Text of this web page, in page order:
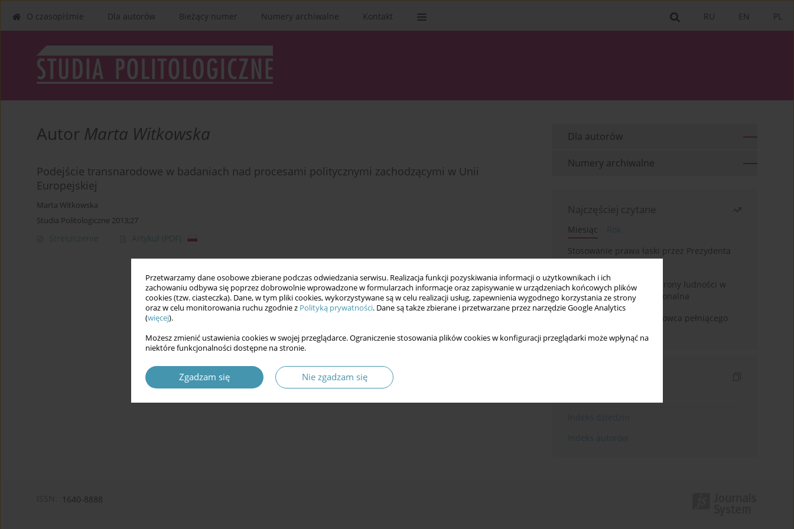
Przetwarzamy dane osobowe zbierane podczas odwiedzania serwisu. Realizacja funkcji pozyskiwania informacji o użytkownikach i ich
zachowaniu odbywa się poprzez dobrowolnie wprowadzone w formularzach informacje oraz zapisywanie w urządzeniach końcowych plików
cookies (tzw. ciasteczka). Dane, w tym pliki cookies, wykorzystywane są w celu realizacji usług, zapewnienia wygodnego korzystania ze strony
oraz w celu monitorowania ruchu zgodnie z Polityką prywatności. Dane są także zbierane i przetwarzane przez narzędzie Google Analytics
(więcej).
Możesz zmienić ustawienia cookies w swojej przeglądarce. Ograniczenie stosowania plików cookies w konfiguracji przeglądarki może wpłynąć na
niektóre funkcjonalności dostępne na stronie.
Zgadzam się Nie zgadzam się
PL
EN
RU
O czasopiśmie Dla autorów Bieżący numer Numery archiwalne Kontakt
Autor Marta Witkowska
Podejście transnarodowe w badaniach nad procesami politycznymi zachodzącymi w Unii
Europejskiej
Marta Witkowska
Studia Politologiczne 2013;27
Streszczenie Artykuł (PDF)
Dla autorów
Numery archiwalne
Najczęściej czytane
Miesiąc
Stosowanie prawa łaski przez Prezydenta
Odbudowa systemu ochrony ludności w
Polsce. Analiza instytucjonalna
Odpowiedzialność naukowca pełniącego
1640-8888